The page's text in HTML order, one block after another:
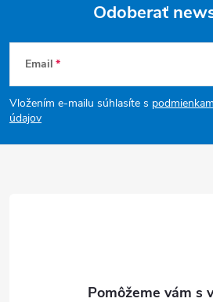
Z
á
p
Odoberať
Email
Vložením e-mailu súhlasíte s
údajov